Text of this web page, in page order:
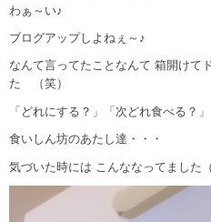
わぁ～い♪
ブログアップしよねぇ～♪
なんて言ってたことなんて 箱開けて
た （笑）
「どれにする？」「次どれ食べる？」
食いしん坊のあたし達・・・
気づいた時には こんななってました